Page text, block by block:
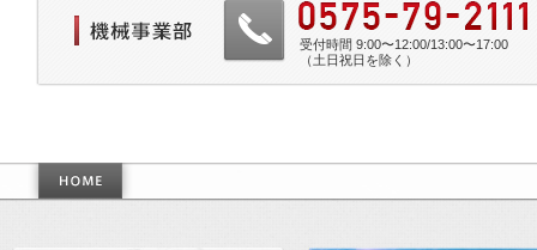
受付時間 9:00〜12:00/13:00〜17:00
（土日祝日を除く）